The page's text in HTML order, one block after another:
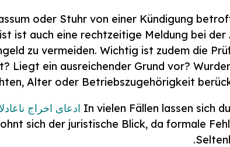
oder Stuhr von einer Kündigung
ist auch eine rechtzeitige Meldung bei
zu vermeiden. Wichtig ist zudem die
Liegt ein ausreichender Grund vor?
Alter oder Betriebszugehörigkeit
In vielen Fällen lassen sich ادعای اخراج
sich der juristische Blick, da formale